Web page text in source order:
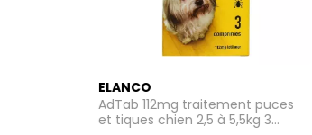
ELANCO
AdTab 56,25mg traitement
puces et tiques chien 1,3 à 2,5kg 3